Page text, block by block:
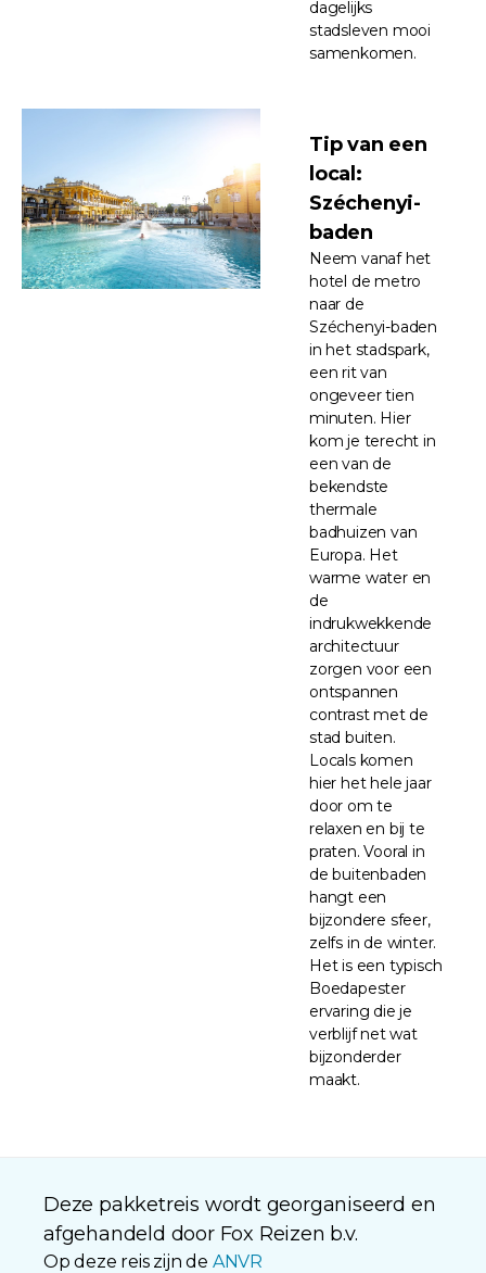
dagelijks
stadsleven mooi
samenkomen.
Tip van een
local:
Széchenyi-
baden
Neem vanaf het
hotel de metro
naar de
Széchenyi-baden
in het stadspark,
een rit van
ongeveer tien
minuten. Hier
kom je terecht in
een van de
bekendste
thermale
badhuizen van
Europa. Het
warme water en
de
indrukwekkende
architectuur
zorgen voor een
ontspannen
contrast met de
stad buiten.
Locals komen
hier het hele jaar
door om te
relaxen en bij te
praten. Vooral in
de buitenbaden
hangt een
bijzondere sfeer,
zelfs in de winter.
Het is een typisch
Boedapester
ervaring die je
verblijf net wat
bijzonderder
maakt.
Deze pakketreis wordt georganiseerd en
afgehandeld door Fox Reizen b.v.
Op deze reis zijn de ANVR